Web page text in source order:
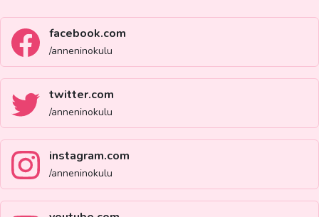
facebook.com
/anneninokulu
twitter.com
/anneninokulu
instagram.com
/anneninokulu